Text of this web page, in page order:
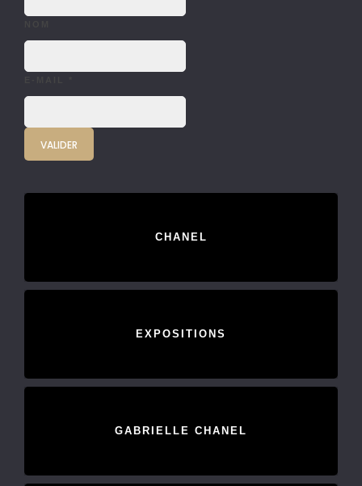
CHANEL
EXPOSITIONS
GABRIELLE CHANEL